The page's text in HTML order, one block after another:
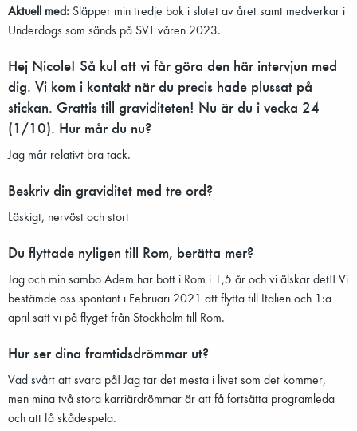
Aktuell med: Släpper min tredje bok i slutet av året samt medverkar i
Underdogs som sänds på SVT våren 2023.
Hej Nicole! Så kul att vi får göra den här intervjun med
dig. Vi kom i kontakt när du precis hade plussat på
stickan. Grattis till graviditeten! Nu är du i vecka 24
(1/10). Hur mår du nu?
Jag mår relativt bra tack.
Beskriv din graviditet med tre ord?
Läskigt, nervöst och stort
Du flyttade nyligen till Rom, berätta mer?
Jag och min sambo Adem har bott i Rom i 1,5 år och vi älskar det!! Vi
bestämde oss spontant i Februari 2021 att flytta till Italien och 1:a
april satt vi på flyget från Stockholm till Rom.
Hur ser dina framtidsdrömmar ut?
Vad svårt att svara på! Jag tar det mesta i livet som det kommer,
men mina två stora karriärdrömmar är att få fortsätta programleda
och att få skådespela.